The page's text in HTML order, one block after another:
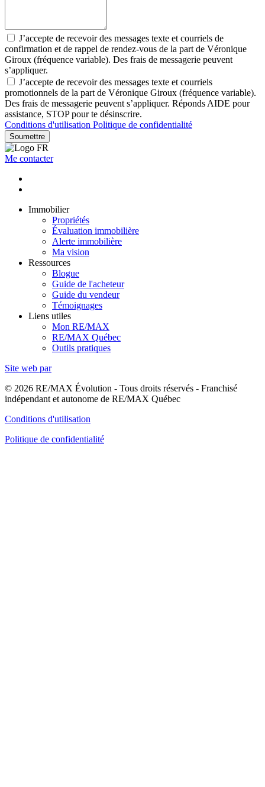
J’accepte de recevoir des messages texte et courriels de
confirmation et de rappel de rendez-vous de la part de Véronique
Giroux (fréquence variable). Des frais de messagerie peuvent
s’appliquer.
J’accepte de recevoir des messages texte et courriels
promotionnels de la part de Véronique Giroux (fréquence variable).
Des frais de messagerie peuvent s’appliquer. Réponds AIDE pour
assistance, STOP pour te désinscrire.
Conditions d'utilisation Politique de confidentialité
Soumettre
Me contacter
Immobilier
Propriétés
Évaluation immobilière
Alerte immobilière
Ma vision
Ressources
Blogue
Guide de l'acheteur
Guide du vendeur
Témoignages
Liens utiles
Mon RE/MAX
RE/MAX Québec
Outils pratiques
Site web par
© 2026 RE/MAX Évolution - Tous droits réservés - Franchisé
indépendant et autonome de RE/MAX Québec
Conditions d'utilisation
Politique de confidentialité